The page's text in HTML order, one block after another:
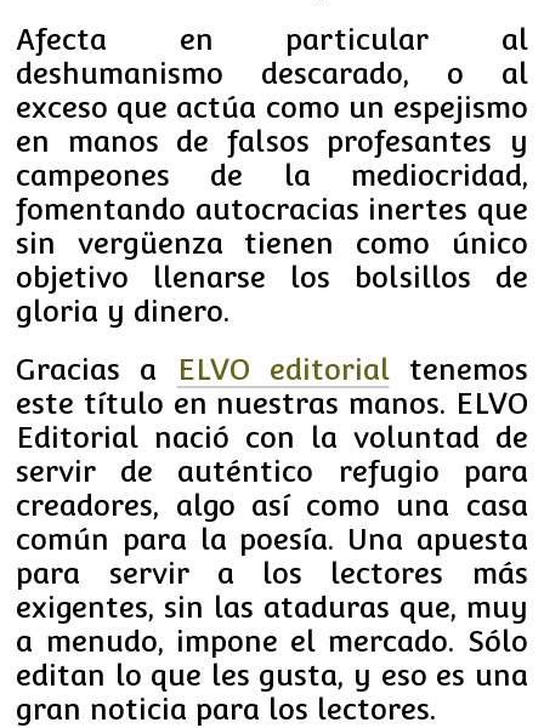
Afecta en particular al
deshumanismo descarado, o al
exceso que actúa como un espejismo
en manos de falsos profesantes y
campeones de la mediocridad,
fomentando autocracias inertes que
sin vergüenza tienen como único
objetivo llenarse los bolsillos de
gloria y dinero.
Gracias a
ELVO editorialtenemos
este título en nuestras manos. ELVO
Editorial nació con la voluntad de
servir de auténtico refugio para
creadores, algo así como una casa
común para la poesía. Una apuesta
para servir a los lectores más
exigentes, sin las ataduras que, muy
a menudo, impone el mercado. Sólo
editan lo que les gusta, y eso es una
gran noticia para los lectores.